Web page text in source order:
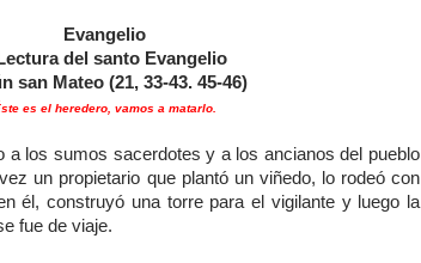
Evangelio
del santo Evangelio
san Mateo (21, 33-43. 45-46)
es el heredero, vamos a matarlo.
a los sumos sacerdotes y a los ancianos del pueblo
un propietario que plantó un viñedo, lo rodeó con
él, construyó una torre para el vigilante y luego la
fue de viaje.